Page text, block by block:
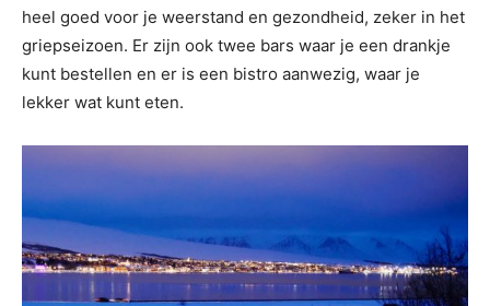
heel goed voor je weerstand en gezondheid, zeker in het
griepseizoen. Er zijn ook twee bars waar je een drankje
kunt bestellen en er is een bistro aanwezig, waar je
lekker wat kunt eten.